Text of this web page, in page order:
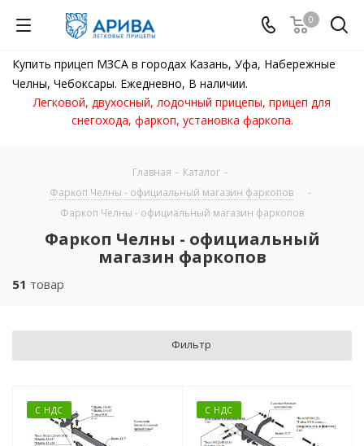
0
Купить прицеп МЗСА в городах Казань, Уфа, Набережные
Челны, Чебоксары. Ежедневно, В наличии.
Легковой, двухосный, лодочный прицепы, прицеп для
снегохода, фаркоп, установка фаркопа.
Главная - Каталог -
Фаркоп Челны - официальный магазин фаркопов
-
Фаркоп Челны - официальный магазин фаркопов
Фаркоп Челны - официальный
магазин фаркопов
51 товар
Фильтр
С НДС С НДС